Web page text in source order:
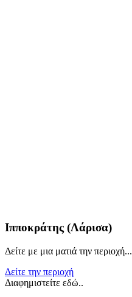
Ιπποκράτης (Λάρισα)
Δείτε με μια ματιά την περιοχή...
Δείτε την περιοχή
Διαφημιστείτε εδώ..